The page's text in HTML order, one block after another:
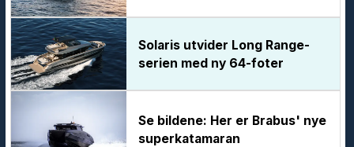
Solaris utvider Long Range-
serien med ny 64-foter
Se bildene: Her er Brabus' nye
superkatamaran